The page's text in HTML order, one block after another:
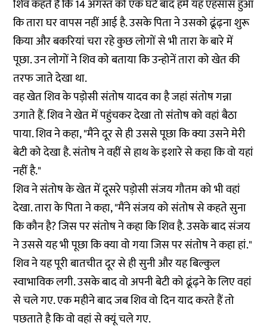
शिव कहते हैं कि 14 अगस्त को एक घंटे बाद हमें यह एहसास हुआ
कि तारा घर वापस नहीं आई है. उसके पिता ने उसको ढूंढ़ना शुरू
किया और बकरियां चरा रहे कुछ लोगों से भी तारा के बारे में
पूछा. उन लोगों ने शिव को बताया कि उन्होनें तारा को खेत की
तरफ जाते देखा था.
वह खेत शिव के पड़ोसी संतोष यादव का है जहां संतोष गन्ना
उगाते हैं. शिव ने खेत में पहुंचकर देखा तो संतोष को वहां बैठा
पाया. शिव ने कहा, "मैंने दूर से ही उससे पूछा कि क्या उसने मेरी
बेटी को देखा है. संतोष ने वहीं से हाथ के इशारे से कहा कि वो यहां
नहीं है."
शिव ने संतोष के खेत में दूसरे पड़ोसी संजय गौतम को भी वहां
देखा. तारा के पिता ने कहा, "मैंने संजय को संतोष से कहते सुना
कि कौन है? जिस पर संतोष ने कहा कि शिव है. उसके बाद संजय
ने उससे यह भी पूछा कि क्या वो गया जिस पर संतोष ने कहा हां."
शिव ने यह पूरी बातचीत दूर से ही सुनी और यह बिल्कुल
स्वाभाविक लगी. उसके बाद वो अपनी बेटी को ढूंढ़ने के लिए वहां
से चले गए. एक महीने बाद जब शिव वो दिन याद करते हैं तो
पछताते है कि वो वहां से क्यूं चले गए.